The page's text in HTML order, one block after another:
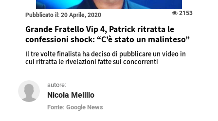
Pubblicato il: 20 Aprile, 2020 2153
Grande Fratello Vip 4, Patrick ritratta le
confessioni shock: “C’è stato un malinteso”
Il tre volte finalista ha deciso di pubblicare un video in
cui ritratta le rivelazioni fatte sui concorrenti
autore:
Nicola Melillo
Fonte: Google News